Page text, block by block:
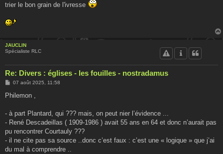
a
trier le bon grain de l'ivresse
JAUCLIN
Spécialiste RLC
Re: Divers : églises - les fouilles - nostradamus
M
s
g
07 août 2025, 11:58
Philemon ,
- à part Plantard, qui ??? mais, on peut nier l’évidence ...
- René Descadeillas ( 1909-1986 ) avait 55 ans en 64 et donc n’aurait pas
pu rencontrer Courtauly ???
- il ne cite pas sa source ..donc c’est faux : c’est une « logique » que j’ai
du mal à comprendre ..